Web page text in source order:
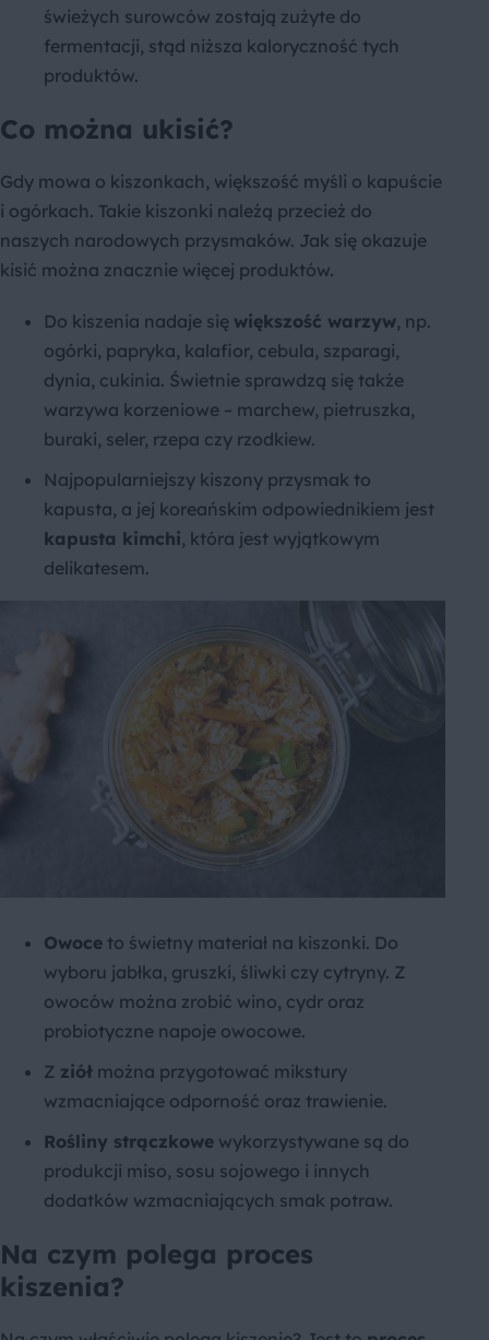
świeżych surowców zostają zużyte do
fermentacji, stąd niższa kaloryczność tych
produktów.
Co można ukisić?
Gdy mowa o kiszonkach, większość myśli o kapuście
i ogórkach. Takie kiszonki należą przecież do
naszych narodowych przysmaków. Jak się okazuje
kisić można znacznie więcej produktów.
Do kiszenia nadaje się większość warzyw, np.
ogórki, papryka, kalafior, cebula, szparagi,
dynia, cukinia. Świetnie sprawdzą się także
warzywa korzeniowe – marchew, pietruszka,
buraki, seler, rzepa czy rzodkiew.
Najpopularniejszy kiszony przysmak to
kapusta, a jej koreańskim odpowiednikiem jest
kapusta kimchi, która jest wyjątkowym
delikatesem.
Owoce to świetny materiał na kiszonki. Do
wyboru jabłka, gruszki, śliwki czy cytryny. Z
owoców można zrobić wino, cydr oraz
probiotyczne napoje owocowe.
Z ziół można przygotować mikstury
wzmacniające odporność oraz trawienie.
Rośliny strączkowe wykorzystywane są do
produkcji miso, sosu sojowego i innych
dodatków wzmacniających smak potraw.
Na czym polega proces
kiszenia?